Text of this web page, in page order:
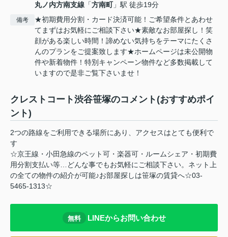
丸ノ内方南支線 「方南町」駅 徒歩19分
備考
★初期費用分割・カード決済可能！ご希望条件とあわせ
てまずはお気軽にご相談下さい★素敵なお部屋探し！笑
顔がある楽しい時間！諦めない気持ちをテーマにたくさ
んのプランをご提案致します★ホームページは未公開物
件や新着物件！特別キャンペーン物件など多数掲載して
いますので是非ご覧下さいませ！
クレストコート渋谷笹塚のコメント(おすすめポイ
ント)
2つの路線をご利用できる場所にあり、アクセスはとても便利で
す
☆京王線・小田急線のペット可・楽器可・ルームシェア・初期費
用分割支払い等…どんな事でもお気軽にご相談下さい。ネット上
の全ての物件の紹介が可能♪お部屋探しは笹塚の賃貸へ☆03-
5465-1313☆
無料 LINEからお問い合わせ